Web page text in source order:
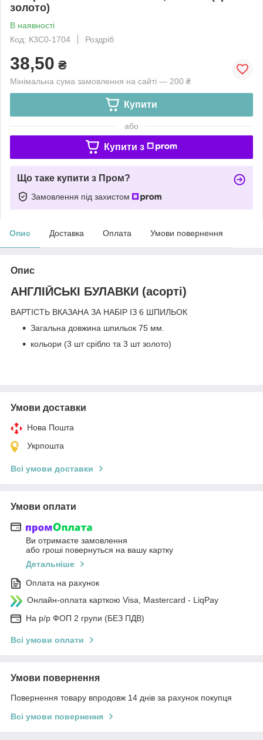
золото)
В наявності
Код: К3С0-1704
Роздріб
38,50 ₴
Мінімальна сума замовлення на сайті — 200 ₴
Купити
або
Купити з
Що таке купити з Пром?
Замовлення під захистом
Опис Доставка Оплата Умови повернення
Опис
АНГЛІЙСЬКІ БУЛАВКИ (асорті)
ВАРТІСТЬ ВКАЗАНА ЗА НАБІР ІЗ 6 ШПИЛЬОК
Загальна довжина шпильок 75 мм.
кольори (3 шт срібло та 3 шт золото)
Умови доставки
Нова Пошта
Укрпошта
Всі умови доставки
Умови оплати
Ви отримаєте замовлення
або гроші повернуться на вашу картку
Детальніше
Оплата на рахунок
Онлайн-оплата карткою Visa, Mastercard - LiqPay
На р/р ФОП 2 групи (БЕЗ ПДВ)
Всі умови оплати
Умови повернення
Повернення товару впродовж 14 днів за рахунок покупця
Всі умови повернення